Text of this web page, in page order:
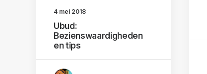
4 mei 2018
Ubud:
Bezienswaardigheden
en tips